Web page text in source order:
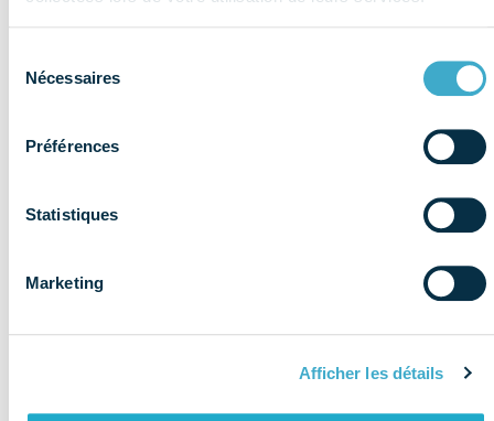
Nécessaires
Préférences
Statistiques
Marketing
Afficher les détails
même
RSE